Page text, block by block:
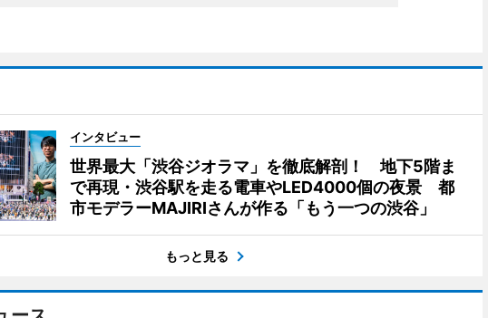
インタビュー
世界最大「渋谷ジオラマ」を徹底解剖！ 地下5階ま
で再現・渋谷駅を走る電車やLED4000個の夜景 都
市モデラーMAJIRIさんが作る「もう一つの渋谷」
もっと見る